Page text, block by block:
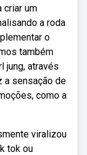
criar um
a roda
o
também
jung, através
a sensação de
como a
viralizou
tok ou